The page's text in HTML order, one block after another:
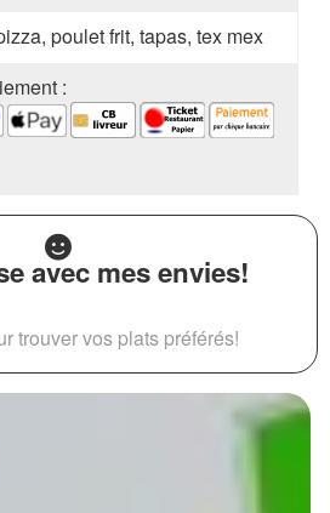
poulet frit, tapas, tex mex
:
avec mes envies!
trouver vos plats préférés!